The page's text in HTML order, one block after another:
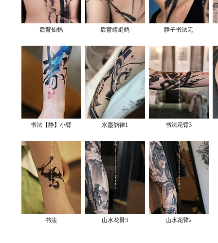
后背仙鹤 后背蜻蜓鹤 脖子书法无
书法【静】小臂 水墨韵律1 书法花臂3
书法 山水花臂3 山水花臂2